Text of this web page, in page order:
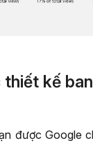
thiết kế
được Google